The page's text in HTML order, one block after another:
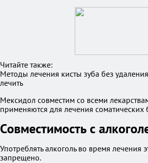
Читайте также:
Методы лечения кисты зуба без
лечить
Мексидол совместим со всеми
применяются для лечения соматических
Совместимость с
Употреблять алкоголь во время лечения
запрещено.